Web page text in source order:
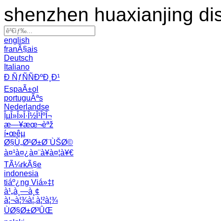
shenzhen huaxianjing
english
franÃ§ais
Deutsch
Italiano
Ð ÑƒÑÑÐºÐ¸Ð¹
EspaÃ±ol
portuguÃªs
Nederlandse
ÎµÎ»Î»Î·Î½Î¹ÎºÎ¬
æ—¥æœ¬èªž
í•œêµ­
Ø§Ù„Ø¹Ø±Ø¨ÙŠØ©
à¤¹à¤¿à¤¨à¥à¤¦à¥€
TÃ¼rkÃ§e
indonesia
tiáº¿ng Viá»‡t
à¹„à¸—à¸¢
à¦¬à¦¾à¦‚à¦²à¦¾
ÙØ§Ø±Ø³ÛŒ